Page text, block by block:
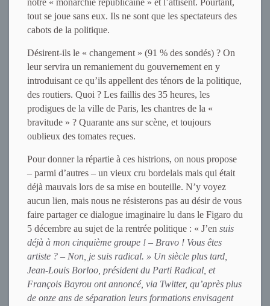
notre « monarchie républicaine » et l’attisent. Pourtant,
tout se joue sans eux. Ils ne sont que les spectateurs des
cabots de la politique.
Désirent-ils le « changement » (91 % des sondés) ? On
leur servira un remaniement du gouvernement en y
introduisant ce qu’ils appellent des ténors de la politique,
des routiers. Quoi ? Les faillis des 35 heures, les
prodigues de la ville de Paris, les chantres de la «
bravitude » ? Quarante ans sur scène, et toujours
oublieux des tomates reçues.
Pour donner la répartie à ces histrions, on nous propose
– parmi d’autres – un vieux cru bordelais mais qui était
déjà mauvais lors de sa mise en bouteille. N’y voyez
aucun lien, mais nous ne résisterons pas au désir de vous
faire partager ce dialogue imaginaire lu dans le Figaro du
5 décembre au sujet de la rentrée politique : « J’en suis
déjà à mon cinquième groupe ! – Bravo ! Vous êtes
artiste ? – Non, je suis radical. » Un siècle plus tard,
Jean-Louis Borloo, président du Parti Radical, et
François Bayrou ont annoncé, via Twitter, qu’après plus
de onze ans de séparation leurs formations envisagent